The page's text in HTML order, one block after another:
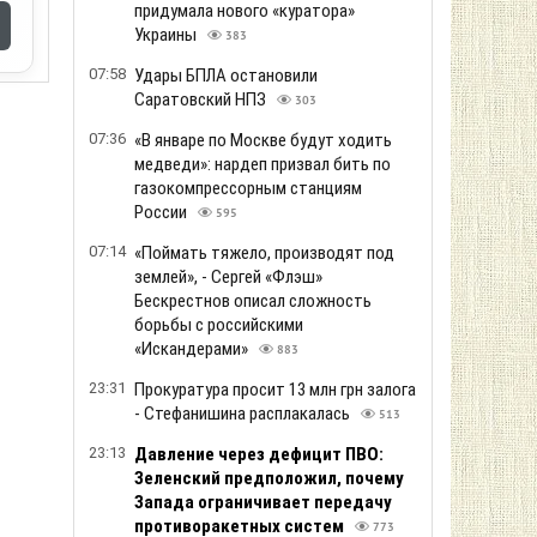
придумала нового «куратора»
Украины
383
07:58 Удары БПЛА остановили
Саратовский НПЗ
303
07:36 «В январе по Москве будут ходить
медведи»: нардеп призвал бить по
газокомпрессорным станциям
России
595
07:14 «Поймать тяжело, производят под
землей», - Сергей «Флэш»
Бескрестнов описал сложность
борьбы с российскими
«Искандерами»
883
23:31 Прокуратура просит 13 млн грн залога
- Стефанишина расплакалась
513
23:13 Давление через дефицит ПВО:
Зеленский предположил, почему
Запада ограничивает передачу
противоракетных систем
773